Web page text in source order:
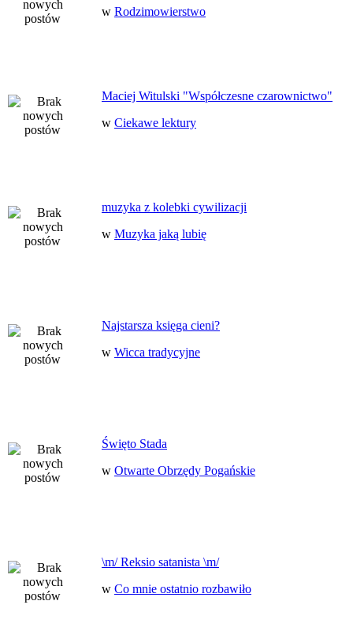
w Rodzimowierstwo
Maciej Witulski "Współczesne czarownictwo"
w Ciekawe lektury
muzyka z kolebki cywilizacji
w Muzyka jaką lubię
Najstarsza księga cieni?
w Wicca tradycyjne
Święto Stada
w Otwarte Obrzędy Pogańskie
\m/ Reksio satanista \m/
w Co mnie ostatnio rozbawiło